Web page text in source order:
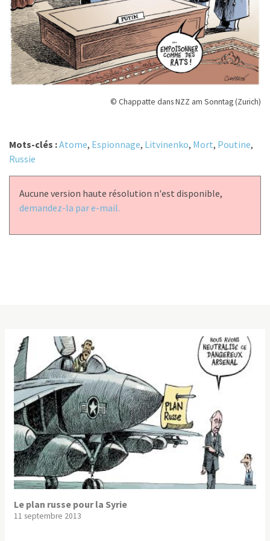
© Chappatte dans NZZ am Sonntag (Zurich)
Mots-clés :Atome, Espionnage, Litvinenko, Mort, Poutine,
Russie
Aucune version haute résolution n'est disponible,
demandez-la par e-mail.
Le plan russe pour la Syrie
11 septembre 2013